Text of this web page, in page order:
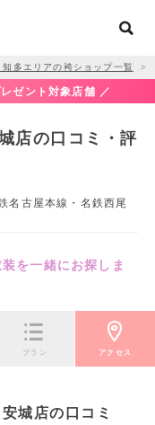
知多エリアの袴ショップ一覧 ＞
ゼント対象店舗 ／
店の口コミ・評
名古屋本線・名鉄西尾
を一緒にお探しま
プラン アクセス
城店の口コミ